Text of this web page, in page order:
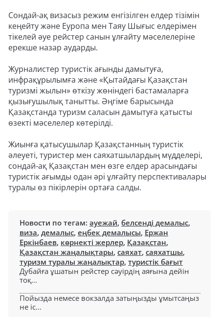
Сондай-ақ визасыз режим енгізілген елдер тізімін
кеңейту және Еуропа мен Таяу Шығыс елдерімен
тікелей әуе рейстер санын ұлғайту мәселелеріне
ерекше назар аударды.
Журналистер туристік ағынды дамытуға,
инфрақұрылымға және «Қытайдағы Қазақстан
туризмі жылын» өткізу жөніндегі бастамаларға
қызығушылық танытты. Әңгіме барысында
Қазақстанда туризм саласын дамытуға қатысты
өзекті мәселелер көтерілді.
Жиынға қатысушылар Қазақстанның туристік
әлеуеті, туристер мен саяхатшылардың мүдделері,
сондай-ақ Қазақстан мен өзге елдер арасындағы
туристік ағымды одан әрі ұлғайту перспективалары
туралы өз пікірлерін ортаға салды.
Новости по тегам: әуежай, белсенді демалыс,
виза, демалыс, еңбек демалысы, Ержан
Еркінбаев, көрнекті жерлер, Қазақстан,
Қазақстан жаңалықтары, саяхат, саяхатшы,
туризм туралы жаңалықтар, туристік бағыт
Дубайға ұшатын рейстер сәуірдің аяғына дейін
тоқ...
Пойызда немесе вокзалда затыңызды ұмытсаңыз
не іс...